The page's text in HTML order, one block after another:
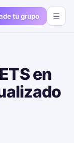
tu grupo ☰
en